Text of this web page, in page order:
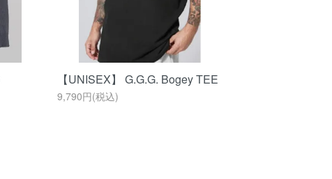
【UNISEX】 G.G.G. Bogey TEE
9,790円(税込)